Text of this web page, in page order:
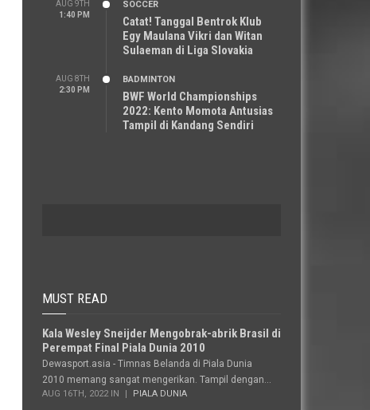
AUG 9TH
1:40 PM
SOCCER
Catat! Tanggal Bentrok Klub
Egy Maulana Vikri dan Witan
Sulaeman di Liga Slovakia
AUG 8TH
2:30 PM
BADMINTON
BWF World Championships
2022: Kento Momota Antusias
Tampil di Kandang Sendiri
MUST READ
Kala Wesley Sneijder Mengobrak-abrik Brasil di
Perempat Final Piala Dunia 2010
Dewasport.asia - Timnas Belanda di Piala Dunia
2010 memang sangat mengerikan. Tampil dengan...
AUG 16TH, 2022 IN PIALA DUNIA